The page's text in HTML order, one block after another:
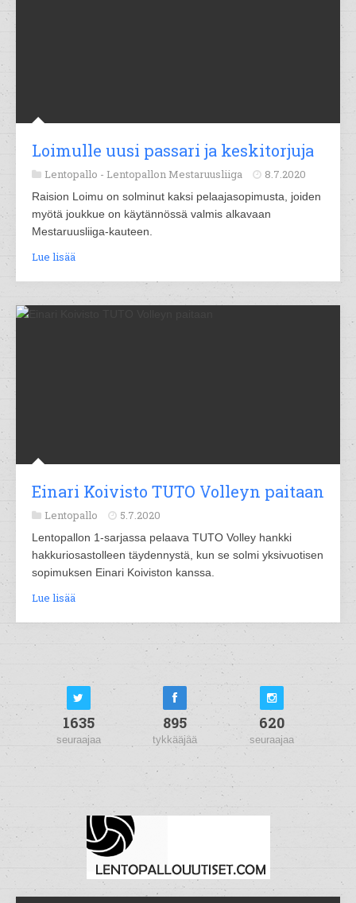
Loimulle uusi passari ja keskitorjuja
Lentopallo - Lentopallon Mestaruusliiga 8.7.2020
Raision Loimu on solminut kaksi pelaajasopimusta, joiden
myötä joukkue on käytännössä valmis alkavaan
Mestaruusliiga-kauteen.
Lue lisää
Einari Koivisto TUTO Volleyn paitaan
Lentopallo 5.7.2020
Lentopallon 1-sarjassa pelaava TUTO Volley hankki
hakkuriosastolleen täydennystä, kun se solmi yksivuotisen
sopimuksen Einari Koiviston kanssa.
Lue lisää
1635
seuraajaa
895
tykkääjää
620
seuraajaa